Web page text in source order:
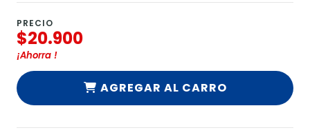
PRECIO
$20.900
¡Ahorra !
AGREGAR AL CARRO